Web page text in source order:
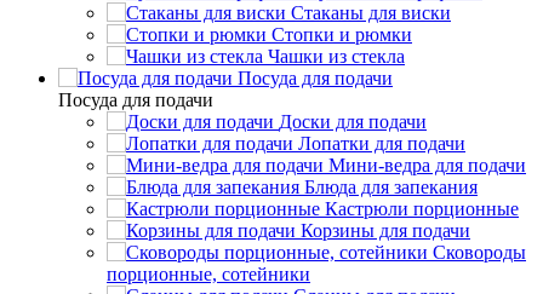
Стаканы для виски
Стопки и рюмки
Чашки из стекла
Посуда для подачи
Посуда для подачи
Доски для подачи
Лопатки для подачи
Мини-ведра для подачи
Блюда для запекания
Кастрюли порционные
Корзины для подачи
Сковороды
порционные, сотейники